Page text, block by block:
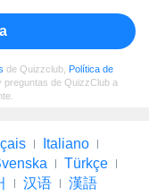
de Quizzclub, Política de
de QuizzClub a
Italiano
Türkçe
汉语 漢語